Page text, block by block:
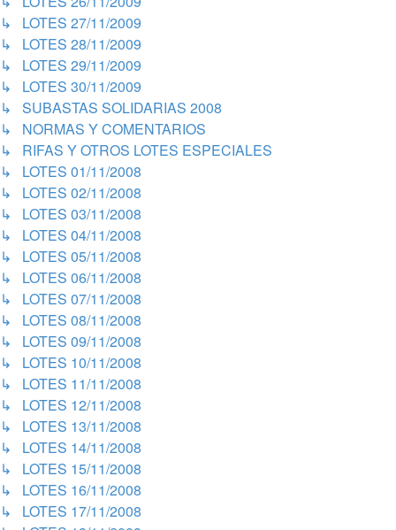
↳ LOTES 27/11/2009
↳ LOTES 28/11/2009
↳ LOTES 29/11/2009
↳ LOTES 30/11/2009
↳ SUBASTAS SOLIDARIAS 2008
↳ NORMAS Y COMENTARIOS
↳ RIFAS Y OTROS LOTES ESPECIALES
↳ LOTES 01/11/2008
↳ LOTES 02/11/2008
↳ LOTES 03/11/2008
↳ LOTES 04/11/2008
↳ LOTES 05/11/2008
↳ LOTES 06/11/2008
↳ LOTES 07/11/2008
↳ LOTES 08/11/2008
↳ LOTES 09/11/2008
↳ LOTES 10/11/2008
↳ LOTES 11/11/2008
↳ LOTES 12/11/2008
↳ LOTES 13/11/2008
↳ LOTES 14/11/2008
↳ LOTES 15/11/2008
↳ LOTES 16/11/2008
↳ LOTES 17/11/2008